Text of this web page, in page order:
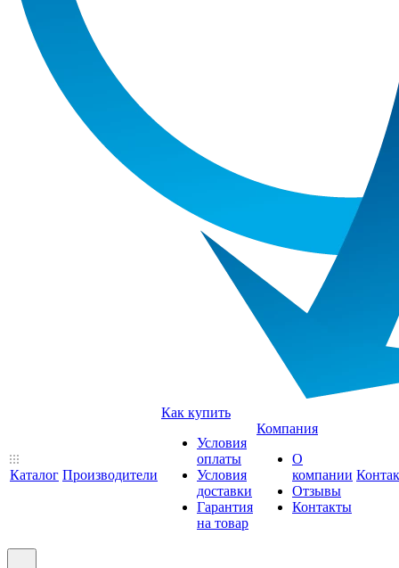
Каталог Производители
Как купить
Условия
оплаты
Условия
доставки
Гарантия
на товар
Компания
О
компании
Отзывы
Контакты